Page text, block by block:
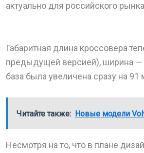
актуально для российского
Габаритная длина кроссовера
предыдущей версией), ширина
база была увеличена сразу на 91
Читайте также: Новые модели
Несмотря на то, что в плане